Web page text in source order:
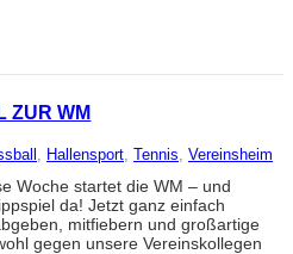
ZUR WM
, Hallensport, Tennis, Vereinsheim
Woche startet die WM – und
da! Jetzt ganz einfach
mitfiebern und großartige
gegen unsere Vereinskollegen